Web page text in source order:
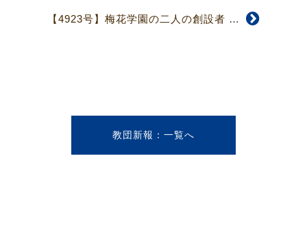
【4923号】梅花学園の二人の創設者 澤山保羅と成瀬仁蔵
教団新報